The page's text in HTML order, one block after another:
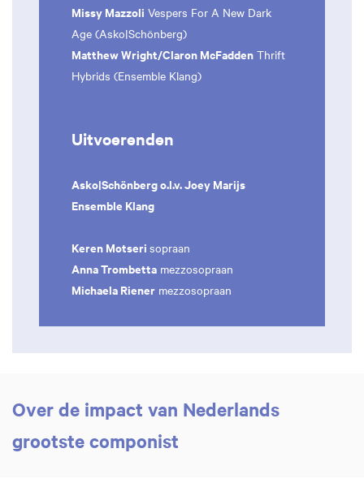
Missy Mazzoli Vespers For A New Dark
Age (Asko|Schönberg)
Matthew Wright/Claron McFadden Thrift
Hybrids (Ensemble Klang)
Uitvoerenden
Asko|Schönberg o.l.v. Joey Marijs
Ensemble Klang
Keren Motseri sopraan
Anna Trombetta mezzosopraan
Michaela Riener mezzosopraan
Over de impact van Nederlands
grootste componist